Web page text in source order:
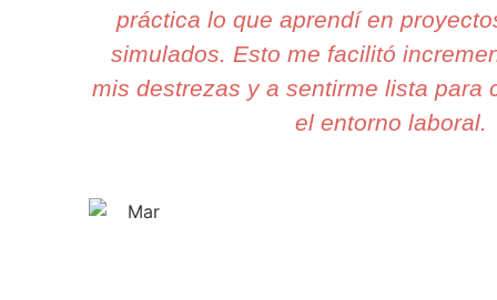
práctica lo que aprendí en
simulados. Esto me facilitó
mis destrezas y a sentirme lista para
el entorno laboral.